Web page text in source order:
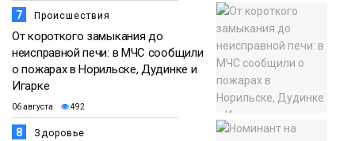
7 Происшествия
От короткого замыкания до
неисправной печи: в МЧС сообщили
о пожарах в Норильске, Дудинке и
Игарке
06 августа 492
8 Здоровье